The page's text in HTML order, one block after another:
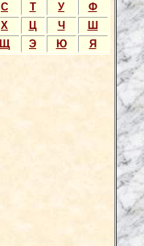
С
Т У
Ф
Х
Ц Ч
Ш
Щ
Э Ю Я